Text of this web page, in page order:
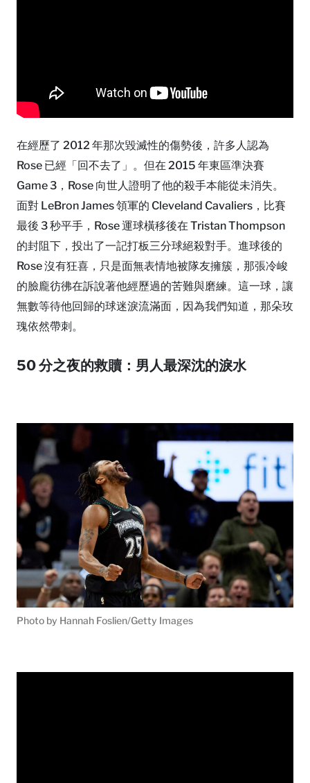
在經歷了 2012 年那次毀滅性的傷勢後，許多人認為
Rose 已經「回不去了」。但在 2015 年東區準決賽
Game 3，Rose 向世人證明了他的殺手本能從未消失。
面對 LeBron James 領軍的 Cleveland Cavaliers，比賽
最後 3 秒平手，Rose 運球橫移後在 Tristan Thompson
的封阻下，投出了一記打板三分球絕殺對手。進球後的
Rose 沒有狂喜，只是面無表情地被隊友擁簇，那張冷峻
的臉龐彷彿在訴說著他經歷過的苦難與磨練。這一球，讓
無數等待他回歸的球迷淚流滿面，因為我們知道，那朵玫
瑰依然帶刺。
50 分之夜的救贖：男人最深沈的淚水
Photo by Hannah Foslien/Getty Images